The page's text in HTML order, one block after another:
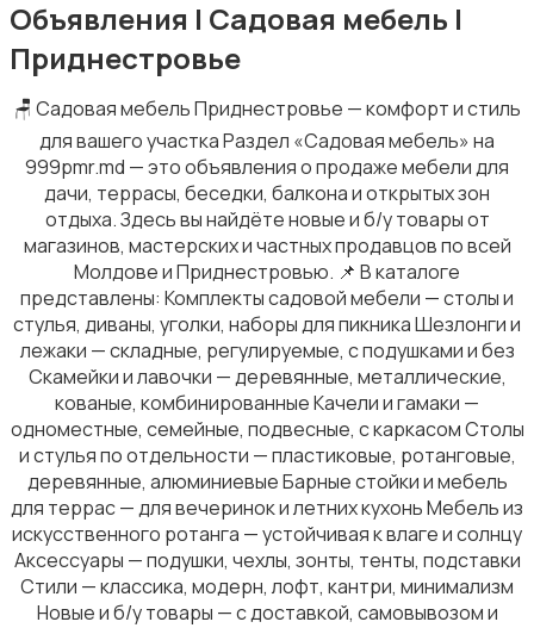
Столы и стулья 2
Садовая мебель
Сад и огород
Объявления | Садовая мебель |
Приднестровье
🪑 Садовая мебель Приднестровье — комфорт и стиль
для вашего участка Раздел «Садовая мебель» на
999pmr.md — это объявления о продаже мебели для
дачи, террасы, беседки, балкона и открытых зон
отдыха. Здесь вы найдёте новые и б/у товары от
магазинов, мастерских и частных продавцов по всей
Молдове и Приднестровью. 📌 В каталоге
представлены: Комплекты садовой мебели — столы и
стулья, диваны, уголки, наборы для пикника Шезлонги и
лежаки — складные, регулируемые, с подушками и без
Скамейки и лавочки — деревянные, металлические,
кованые, комбинированные Качели и гамаки —
одноместные, семейные, подвесные, с каркасом Столы
и стулья по отдельности — пластиковые, ротанговые,
деревянные, алюминиевые Барные стойки и мебель
для террас — для вечеринок и летних кухонь Мебель из
искусственного ротанга — устойчивая к влаге и солнцу
Аксессуары — подушки, чехлы, зонты, тенты, подставки
Стили — классика, модерн, лофт, кантри, минимализм
Новые и б/у товары — с доставкой, самовывозом и